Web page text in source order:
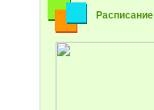
Расписание